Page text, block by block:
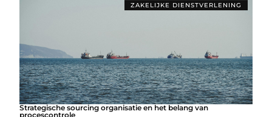
ZAKELIJKE DIENSTVERLENING
Strategische sourcing organisatie en het belang van
procescontrole